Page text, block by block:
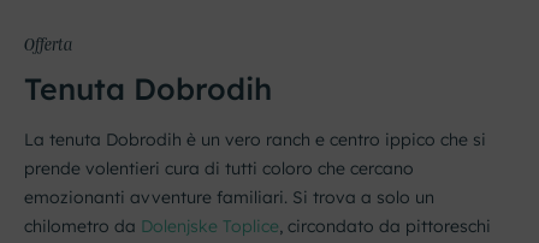
Offerta
Tenuta Dobrodih
La tenuta Dobrodih è un vero ranch e centro ippico che si
prende volentieri cura di tutti coloro che cercano
emozionanti avventure familiari. Si trova a solo un
chilometro da Dolenjske Toplice, circondato da pittoreschi